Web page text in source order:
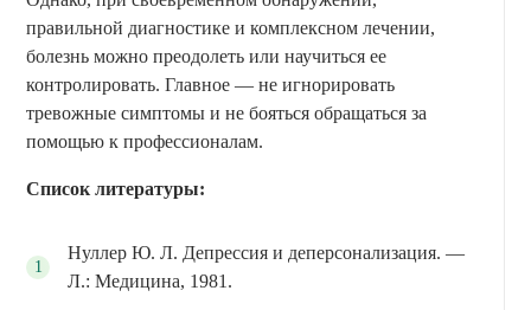
правильной диагностике и комплексном лечении,
болезнь можно преодолеть или научиться ее
контролировать. Главное — не игнорировать
тревожные симптомы и не бояться обращаться за
помощью к профессионалам.
Список литературы:
Нуллер Ю. Л. Депрессия и деперсонализация. —
Л.: Медицина, 1981.